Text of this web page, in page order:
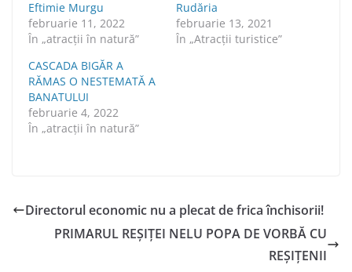
Eftimie Murgu
februarie 11, 2022
În „atracții în natură”
Rudăria
februarie 13, 2021
În „Atracții turistice”
CASCADA BIGĂR A
RĂMAS O NESTEMATĂ A
BANATULUI
februarie 4, 2022
În „atracții în natură”
Directorul economic nu a plecat de frica închisorii!
PRIMARUL REŞIŢEI NELU POPA DE VORBĂ CU
REŞIŢENII